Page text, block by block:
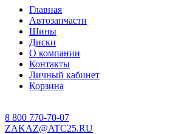
Главная
Автозапчасти
Шины
Диски
О компании
Контакты
Личный кабинет
Корзина
8 800 770-70-07
ZAKAZ@ATC25.RU